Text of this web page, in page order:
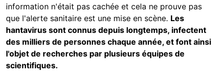
information n'était pas cachée et cela ne prouve pas
que l'alerte sanitaire est une mise en scène. Les
hantavirus sont connus depuis longtemps, infectent
des milliers de personnes chaque année, et font ainsi
l'objet de recherches par plusieurs équipes de
scientifiques.